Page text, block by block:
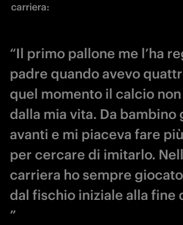
carriera:
“Il primo pallone me l’ha
padre quando avevo
quel momento il calcio
dalla mia vita. Da bambino
avanti e mi piaceva fare
per cercare di imitarlo.
carriera ho sempre
dal fischio iniziale alla fine
”